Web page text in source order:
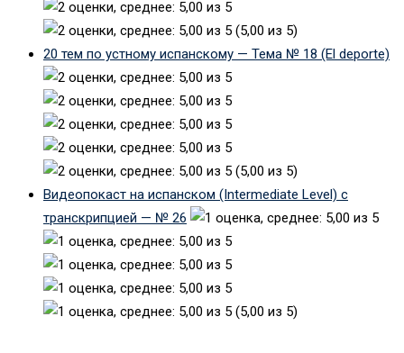
(5,00 из 5)
20 тем по устному испанскому — Тема № 18 (El deporte)
(5,00 из 5)
Видеопокаст на испанском (Intermediate Level) с
транскрипцией — № 26
(5,00 из 5)